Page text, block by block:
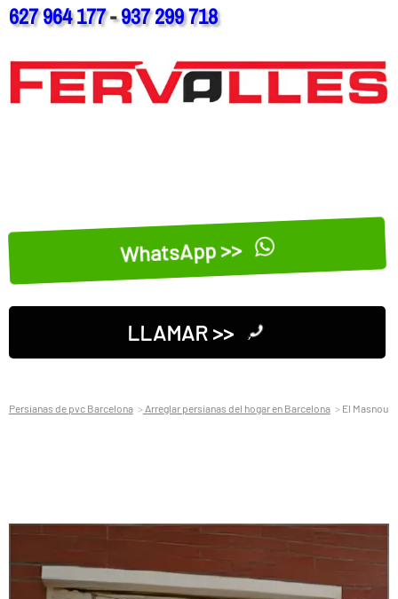
627 964 177-937 299 718
WhatsApp >>
LLAMAR >>
Persianas de pvc Barcelona Arreglar persianas del hogar en Barcelona El Masnou